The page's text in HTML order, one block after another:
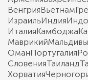
ВенгрияВьетнам
ИзраильИндия
ИталияКамбоджа
МаврикийМальдивы
ОманПортугалия
СловенияТаиланд
Хорватия